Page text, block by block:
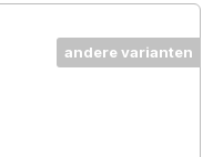
andere varianten